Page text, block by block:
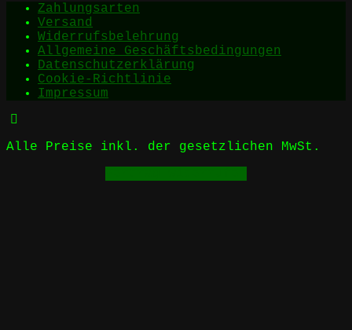
Zahlungsarten
Versand
Widerrufsbelehrung
Allgemeine Geschäftsbedingungen
Datenschutzerklärung
Cookie-Richtlinie
Impressum
Alle Preise inkl. der gesetzlichen MwSt.